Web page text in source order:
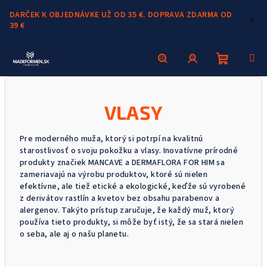
obsah
DARČEK K OBJEDNÁVKE UŽ OD 35 €. DOPRAVA ZDARMA OD
39 €
HľadaťPrihlásenie
VLASY
Pre moderného muža, ktorý si potrpí na kvalitnú
starostlivosť o svoju pokožku a vlasy. Inovatívne prírodné
produkty značiek MANCAVE a DERMAFLORA FOR HIM sa
zameriavajú na výrobu produktov, ktoré sú nielen
efektívne, ale tiež etické a ekologické, keďže sú vyrobené
z derivátov rastlín a kvetov bez obsahu parabenov a
alergenov. Takýto prístup zaručuje, že každý muž, ktorý
používa tieto produkty, si môže byť istý, že sa stará nielen
o seba, ale aj o našu planetu.